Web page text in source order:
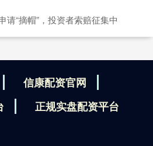
请“摘帽”，投资者索赔征集中
信康配资官网
正规实盘配资平台